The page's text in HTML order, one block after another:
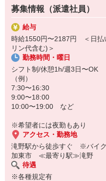
シンプルな業務ばかりで未経験
職場はおもに地域の方々が通う
バタバタと忙しく動き回るよ
マイペースにコツコツと業務に
募集情報（派遣社員）
給与
時給1550円〜2187円 ＜日払
リン代含む)＞
勤務時間・曜日
シフト制/休憩1h/週3日〜OK
（例）
7:30〜16:30
9:00〜18:00
10:00〜19:00 など
※希望者には夜勤もあり
アクセス・勤務地
滝野駅から徒歩すぐ ※バイ
加東市 ≪最寄り駅≫滝野
待遇
※各種規定有